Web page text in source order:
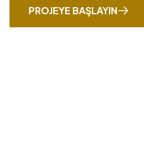
PROJEYE BAŞLAYIN